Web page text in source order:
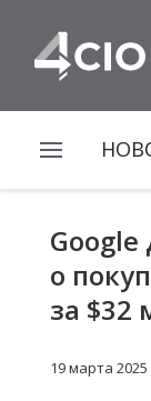
Google
о
за $32
19 марта 2025